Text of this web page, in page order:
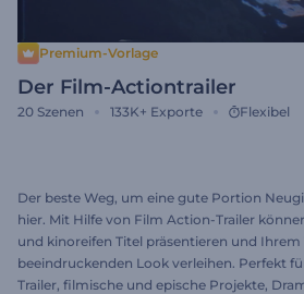
Premium-Vorlage
Der Film-Actiontrailer
20 Szenen 133K+ Exporte Flexibel
Der beste Weg, um eine gute Portion
hier. Mit Hilfe von Film Action-Trailer
und kinoreifen Titel präsentieren und Ihrem
beeindruckenden Look verleihen. Perfekt
Trailer, filmische und epische Projekte,